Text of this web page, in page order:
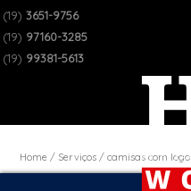
(19) 3651-9756
(19) 97160-3285
(19) 99381-5613
Home Serviços camisas com logo